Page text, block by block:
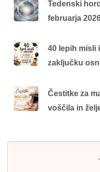
Tedenski
februarja
40 lepih misli
zaključku
Čestitke za
voščila in